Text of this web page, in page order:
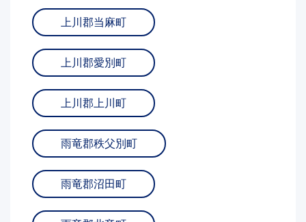
上川郡当麻町
上川郡愛別町
上川郡上川町
雨竜郡秩父別町
雨竜郡沼田町